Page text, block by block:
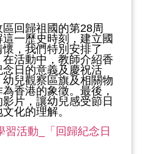
回歸祖國的第28周
一歷史時刻，建立國
，我們特別安排了
在活動中，教師介紹香
日的意義及慶祝活
兒觀察區旗及相關物
香港的象徵。最後，
片，讓幼兒感受節日
化的理解。
習活動_「回歸紀念日